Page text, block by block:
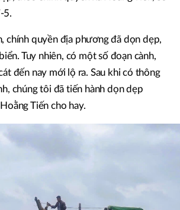
5.
chính quyền địa phương đã dọn dẹp,
Tuy nhiên, có một số đoạn cành,
đến nay mới lộ ra. Sau khi có thông
chúng tôi đã tiến hành dọn dẹp
Tiến cho hay.